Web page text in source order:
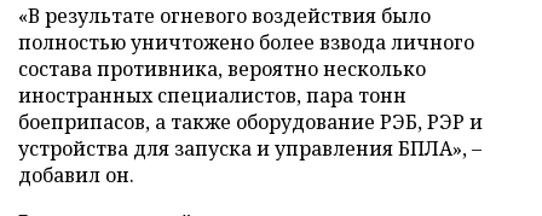
«В результате огневого воздействия было
полностью уничтожено более взвода личного
состава противника, вероятно несколько
иностранных специалистов, пара тонн
боеприпасов, а также оборудование РЭБ, РЭР и
устройства для запуска и управления БПЛА», –
добавил он.